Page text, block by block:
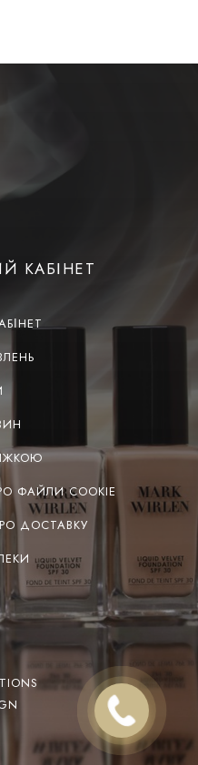
КАБІНЕТ
ФАЙЛИ COOKIE
ДОСТАВКУ